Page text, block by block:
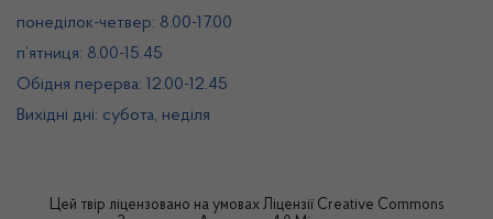
понеділок-четвер: 8.00-17.00
п’ятниця: 8.00-15.45
Обідня перерва: 12.00-12.45
Вихідні дні: субота, неділя
Цей твір ліцензовано на умовах Ліцензії Creative Commons